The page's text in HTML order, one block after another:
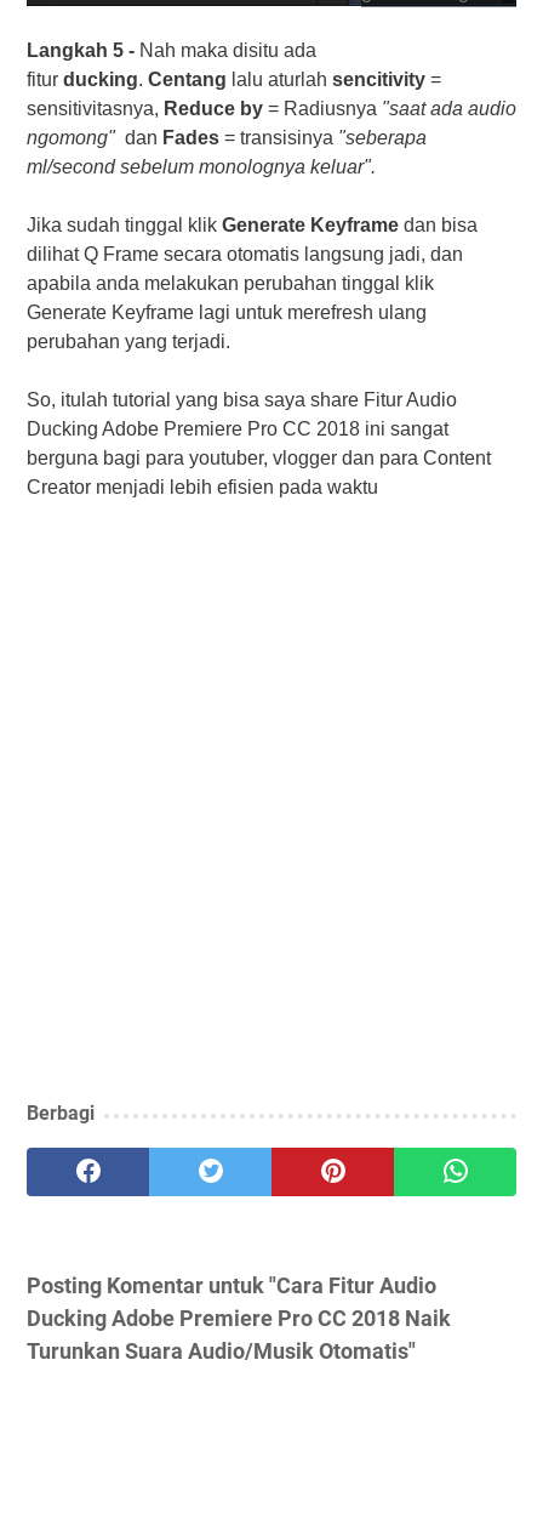
Langkah 5 - Nah maka disitu ada
fitur ducking. Centang lalu aturlah sencitivity =
sensitivitasnya, Reduce by = Radiusnya "saat ada audio
ngomong"dan Fades = transisinya "seberapa
ml/second sebelum monolognya keluar".
Jika sudah tinggal klik Generate Keyframe dan bisa
dilihat Q Frame secara otomatis langsung jadi, dan
apabila anda melakukan perubahan tinggal klik
Generate Keyframe lagi untuk merefresh ulang
perubahan yang terjadi.
So, itulah tutorial yang bisa saya share Fitur Audio
Ducking Adobe Premiere Pro CC 2018 ini sangat
berguna bagi para youtuber, vlogger dan para Content
Creator menjadi lebih efisien pada waktu
Berbagi
Posting Komentar untuk "Cara Fitur Audio
Ducking Adobe Premiere Pro CC 2018 Naik
Turunkan Suara Audio/Musik Otomatis"